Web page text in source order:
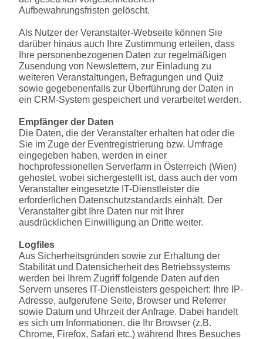
Aufbewahrungsfristen gelöscht.
Als Nutzer der Veranstalter-Webseite können Sie
darüber hinaus auch Ihre Zustimmung erteilen, dass
Ihre personenbezogenen Daten zur regelmäßigen
Zusendung von Newslettern, zur Einladung zu
weiteren Veranstaltungen, Befragungen und Quiz
sowie gegebenenfalls zur Überführung der Daten in
ein CRM-System gespeichert und verarbeitet werden.
Empfänger der Daten
Die Daten, die der Veranstalter erhalten hat oder die
Sie im Zuge der Eventregistrierung bzw. Umfrage
eingegeben haben, werden in einer
hochprofessionellen Serverfarm in Österreich (Wien)
gehostet, wobei sichergestellt ist, dass auch der vom
Veranstalter eingesetzte IT-Dienstleister die
erforderlichen Datenschutzstandards einhält. Der
Veranstalter gibt Ihre Daten nur mit Ihrer
ausdrücklichen Einwilligung an Dritte weiter.
Logfiles
Aus Sicherheitsgründen sowie zur Erhaltung der
Stabilität und Datensicherheit des Betriebssystems
werden bei Ihrem Zugriff folgende Daten auf den
Servern unseres IT-Dienstleisters gespeichert: Ihre IP-
Adresse, aufgerufene Seite, Browser und Referrer
sowie Datum und Uhrzeit der Anfrage. Dabei handelt
es sich um Informationen, die Ihr Browser (z.B.
Chrome, Firefox, Safari etc.) während Ihres Besuches